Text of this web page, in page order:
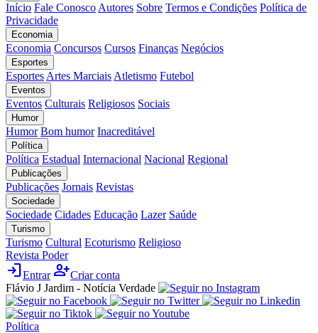
Início Fale Conosco Autores Sobre Termos e Condições Política de
Privacidade
Economia
Economia Concursos Cursos Finanças Negócios
Esportes
Esportes Artes Marciais Atletismo Futebol
Eventos
Eventos Culturais Religiosos Sociais
Humor
Humor Bom humor Inacreditável
Política
Política Estadual Internacional Nacional Regional
Publicações
Publicações Jornais Revistas
Sociedade
Sociedade Cidades Educação Lazer Saúde
Turismo
Turismo Cultural Ecoturismo Religioso
Revista Poder
loginEntrar person_addCriar conta
Flávio J Jardim - Notícia Verdade
Política